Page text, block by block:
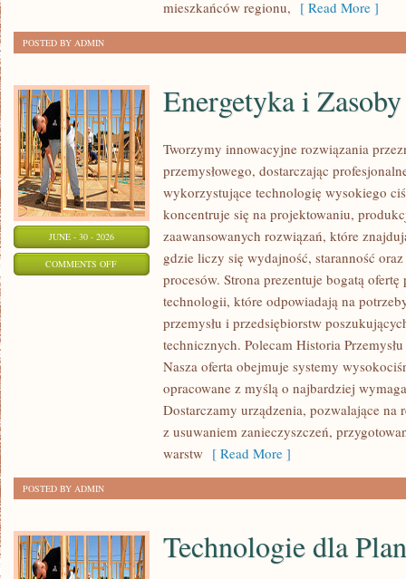
mieszkańców regionu, [ Read More ]
POSTED BY ADMIN
JUNE - 30 - 2026
COMMENTS OFFON
ENERGETYKA
Energetyka i Zasoby
Tworzymy innowacyjne rozwiązania
przemysłowego, dostarczając
wykorzystujące technologię wysokiego
koncentruje się na projektowaniu,
zaawansowanych rozwiązań, które
gdzie liczy się wydajność, staranność
procesów. Strona prezentuje bogatą ofertę
technologii, które odpowiadają na
przemysłu i przedsiębiorstw
technicznych. Polecam Historia
Nasza oferta obejmuje systemy
opracowane z myślą o najbardziej
Dostarczamy urządzenia, pozwalające na
z usuwaniem zanieczyszczeń,
warstw [ Read More ]
POSTED BY ADMIN
Technologie dla